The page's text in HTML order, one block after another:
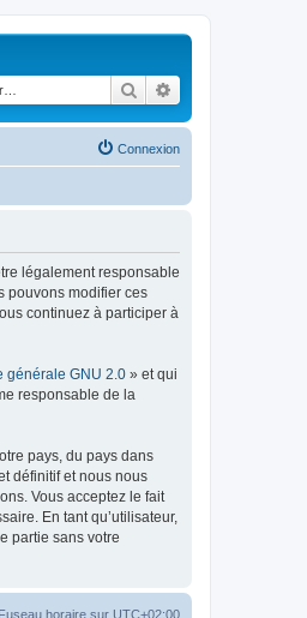
Rechercher
Connexion
légalement responsable
pouvons modifier ces
continuez à participer à
générale GNU 2.0 » et qui
responsable de la
pays, du pays dans
définitif et nous nous
Vous acceptez le fait
En tant qu’utilisateur,
partie sans votre
Fuseau horaire sur UTC+02:00